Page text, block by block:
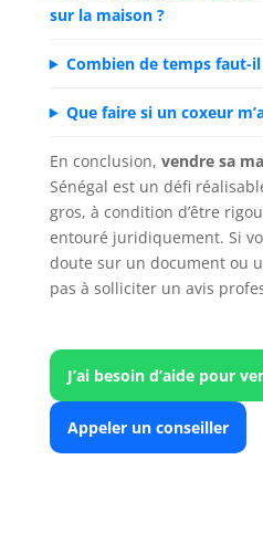
sur la maison ?
Combien de temps faut-
Que faire si un coxeur
En conclusion, vendre sa
Sénégal est un défi
gros, à condition d’être
entouré juridiquement. Si
doute sur un document ou
pas à solliciter un avis
J’ai besoin d’aide pour
Appeler un conseiller